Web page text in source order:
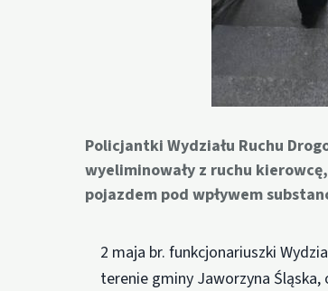
Policjantki Wydziału Ruchu
wyeliminowały z ruchu
pojazdem pod wpływem
2 maja br. funkcjonariuszki
terenie gminy Jaworzyna Śląska,